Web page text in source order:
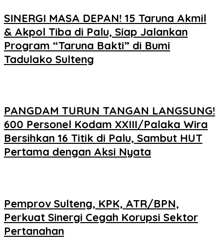
SINERGI MASA DEPAN! 15 Taruna Akmil
& Akpol Tiba di Palu, Siap Jalankan
Program “Taruna Bakti” di Bumi
Tadulako Sulteng
PANGDAM TURUN TANGAN LANGSUNG!
600 Personel Kodam XXIII/Palaka Wira
Bersihkan 16 Titik di Palu, Sambut HUT
Pertama dengan Aksi Nyata
Pemprov Sulteng, KPK, ATR/BPN,
Perkuat Sinergi Cegah Korupsi Sektor
Pertanahan